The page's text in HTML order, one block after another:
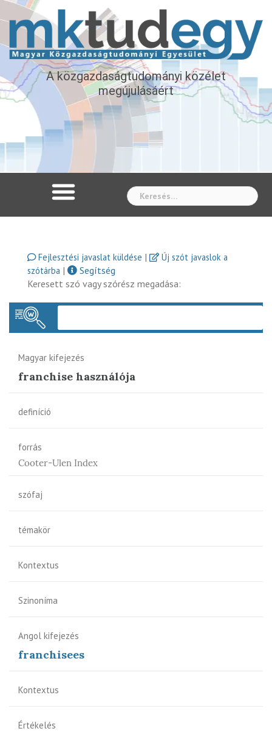
A közgazdaságtudományi közélet
megújulásáért
Fejlesztési javaslat küldése |
Új szót javaslok a
szótárba |
Segítség
Keresett szó vagy szórész megadása:
Magyar kifejezés
franchise használója
definíció
forrás
Cooter-Ulen Index
szófaj
témakör
Kontextus
Szinoníma
Angol kifejezés
franchisees
Kontextus
Értékelés